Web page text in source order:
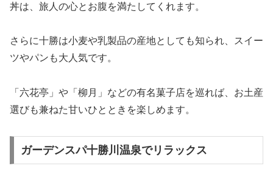
丼は、旅人の心とお腹を満たしてくれます。
さらに十勝は小麦や乳製品の産地としても知られ、スイー
ツやパンも大人気です。
「六花亭」や「柳月」などの有名菓子店を巡れば、お土産
選びも兼ねた甘いひとときを楽しめます。
ガーデンスパ十勝川温泉でリラックス